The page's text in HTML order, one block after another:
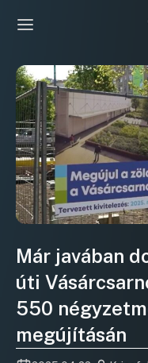
Már javában
úti
550
megújításán